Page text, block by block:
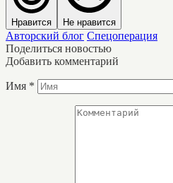
Нравится Не нравится
Авторский блог Спецоперация
Поделиться новостью
Добавить комментарий
Имя *